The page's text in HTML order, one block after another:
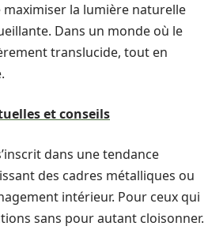
la lumière naturelle
Dans un monde où le
translucide, tout en
et conseils
dans une tendance
des cadres métalliques ou
intérieur. Pour ceux qui
sans pour autant cloisonner.